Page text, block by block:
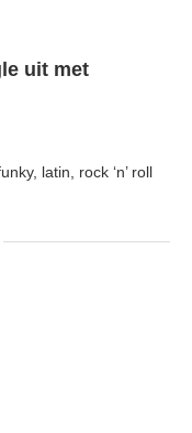
uit met
latin, rock ‘n’ roll